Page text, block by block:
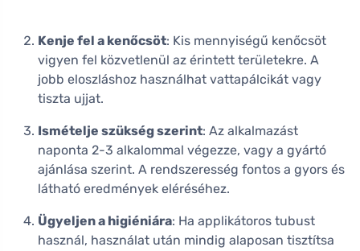
Kenje fel a kenőcsöt: Kis mennyiségű kenőcsöt
vigyen fel közvetlenül az érintett területekre. A
jobb eloszláshoz használhat vattapálcikát vagy
tiszta ujjat.
Ismételje szükség szerint: Az alkalmazást
naponta 2-3 alkalommal végezze, vagy a gyártó
ajánlása szerint. A rendszeresség fontos a gyors és
látható eredmények eléréséhez.
Ügyeljen a higiéniára: Ha applikátoros tubust
használ, használat után mindig alaposan tisztítsa